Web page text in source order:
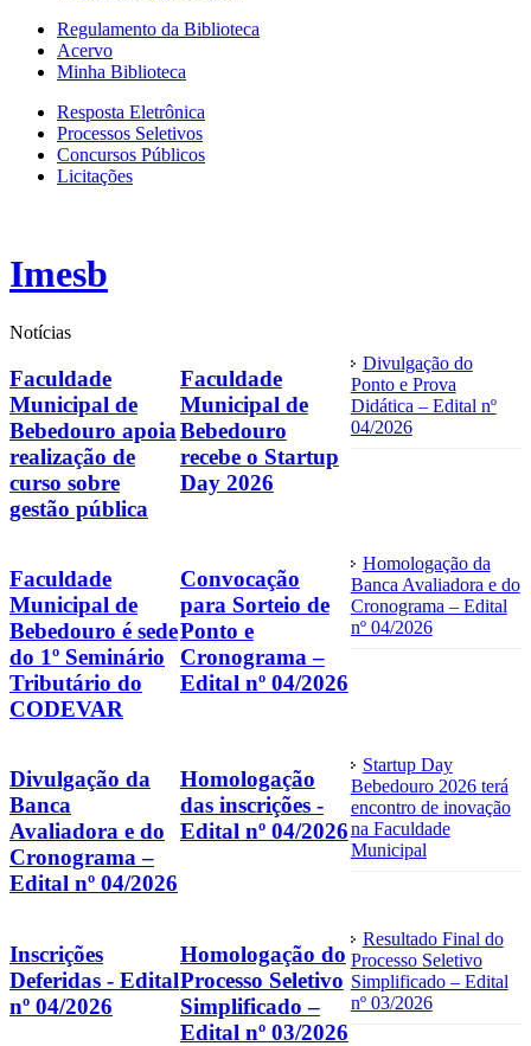
Regulamento da Biblioteca
Acervo
Minha Biblioteca
Resposta Eletrônica
Processos Seletivos
Concursos Públicos
Licitações
Imesb
Notícias
Faculdade
Municipal de
Bebedouro apoia
realização de
curso sobre
gestão pública
Faculdade
Municipal de
Bebedouro
recebe o Startup
Day 2026
Divulgação do
Ponto e Prova
Didática – Edital nº
04/2026
Faculdade
Municipal de
Bebedouro é sede
do 1º Seminário
Tributário do
CODEVAR
Convocação
para Sorteio de
Ponto e
Cronograma –
Edital nº 04/2026
Homologação da
Banca Avaliadora e do
Cronograma – Edital
nº 04/2026
Divulgação da
Banca
Avaliadora e do
Cronograma –
Edital nº 04/2026
Homologação
das inscrições -
Edital nº 04/2026
Startup Day
Bebedouro 2026 terá
encontro de inovação
na Faculdade
Municipal
Inscrições
Deferidas - Edital
nº 04/2026
Homologação do
Processo Seletivo
Simplificado –
Edital nº 03/2026
Resultado Final do
Processo Seletivo
Simplificado – Edital
nº 03/2026